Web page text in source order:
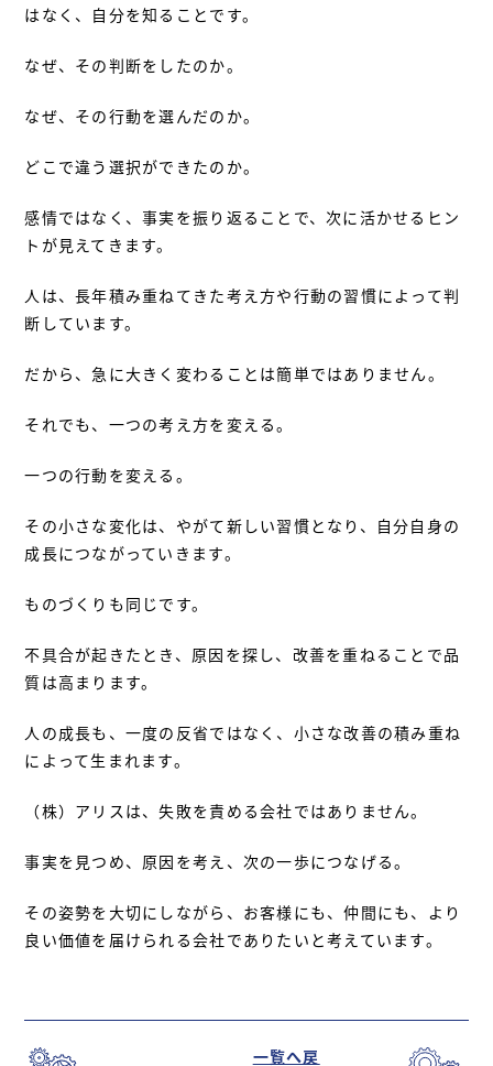
はなく、自分を知ることです。
なぜ、その判断をしたのか。
なぜ、その行動を選んだのか。
どこで違う選択ができたのか。
感情ではなく、事実を振り返ることで、次に活かせるヒン
トが見えてきます。
人は、長年積み重ねてきた考え方や行動の習慣によって判
断しています。
だから、急に大きく変わることは簡単ではありません。
それでも、一つの考え方を変える。
一つの行動を変える。
その小さな変化は、やがて新しい習慣となり、自分自身の
成長につながっていきます。
ものづくりも同じです。
不具合が起きたとき、原因を探し、改善を重ねることで品
質は高まります。
人の成長も、一度の反省ではなく、小さな改善の積み重ね
によって生まれます。
（株）アリスは、失敗を責める会社ではありません。
事実を見つめ、原因を考え、次の一歩につなげる。
その姿勢を大切にしながら、お客様にも、仲間にも、より
良い価値を届けられる会社でありたいと考えています。
一覧へ戻